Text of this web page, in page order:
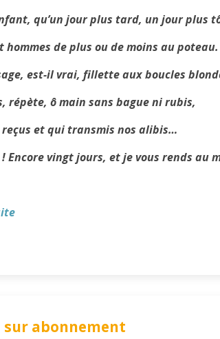
qu’un jour plus tard, un jour plus
hommes de plus ou de moins au poteau.
est-il vrai, fillette aux boucles
répète, ô main sans bague ni rubis,
et qui transmis nos alibis…
Encore vingt jours, et je vous rends au
sur abonnement